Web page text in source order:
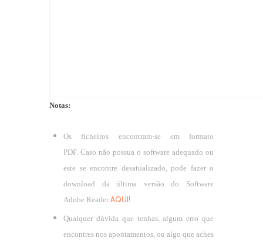
Notas:
Os ficheiros encontram-se em formato
PDF. Caso não possua o software adequado ou
este se encontre desatualizado, pode fazer o
download da última versão do Software
Adobe Reader AQUI!
Qualquer dúvida que tenhas, algum erro que
encontres nos apontamentos, ou algo que aches